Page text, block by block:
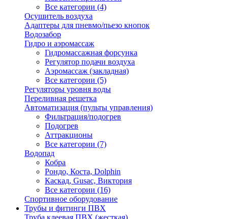
Все категории (4)
Осушитель воздуха
Адаптеры для пневмо/пьезо кнопок
Водозабор
Гидро и аэромассаж
Гидромассажная форсунка
Регулятор подачи воздуха
Аэромассаж (закладная)
Все категории (5)
Регуляторы уровня воды
Переливная решетка
Автоматизация (пульты управления)
Фильтрация/подогрев
Подогрев
Аттракционы
Все категории (7)
Водопад
Кобра
Рондо, Коста, Dolphin
Каскад, Gusac, Виктория
Все категории (16)
Спортивное оборудование
Трубы и фитинги ПВХ
Труба клеевая ПВХ (жесткая)